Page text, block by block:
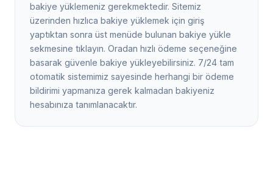
bakiye yüklemeniz gerekmektedir. Sitemiz
üzerinden hızlıca bakiye yüklemek için giriş
yaptıktan sonra üst menüde bulunan bakiye yükle
sekmesine tıklayın. Oradan hızlı ödeme seçeneğine
basarak güvenle bakiye yükleyebilirsiniz. 7/24 tam
otomatik sistemimiz sayesinde herhangi bir ödeme
bildirimi yapmanıza gerek kalmadan bakiyeniz
hesabınıza tanımlanacaktır.